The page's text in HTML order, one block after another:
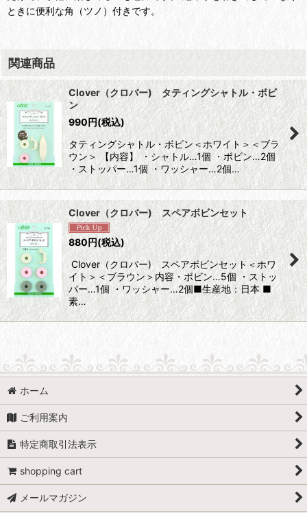
ときに便利な角（ツノ）付きです。
関連商品
Clover（クロバー) タティングシャトル・ボビ
ン
990円(税込)
タティングシャトル・ボビン＜ホワイト＞＜ブラ
ウン＞ 【内容】 ・シャトル…1個 ・ボビン…2個
・ストッパー…1個 ・ワッシャー…2個…
Clover（クロバー) スペアボビンセット
880円(税込)
Clover（クロバー) スペアボビンセット＜ホワ
イト＞＜ブラウン＞内容・ボビン…5個 ・ストッ
パー…1個 ・ワッシャー…2個■生産地：日本 ■
素…
ホーム
ご利用案内
特定商取引法表示
shopping cart
メールマガジン